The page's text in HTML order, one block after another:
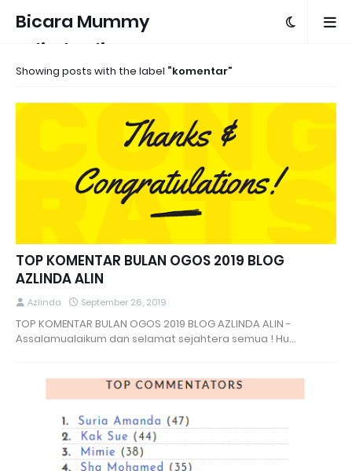
Bicara Mummy
Azlinda Alin
Showing posts with the label komentar
TOP KOMENTAR BULAN OGOS 2019 BLOG
AZLINDA ALIN
Azlinda September 26, 2019
TOP KOMENTAR BULAN OGOS 2019 BLOG AZLINDA ALIN -
Assalamualaikum dan selamat sejahtera semua ! Hu…